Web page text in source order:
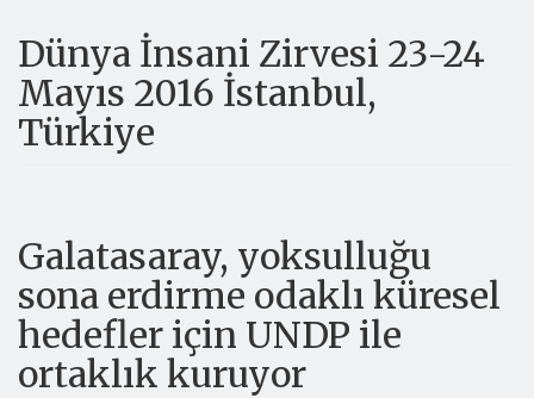
Dünya İnsani Zirvesi 23-24
Mayıs 2016 İstanbul,
Türkiye
Galatasaray, yoksulluğu
sona erdirme odaklı küresel
hedefler için UNDP ile
ortaklık kuruyor